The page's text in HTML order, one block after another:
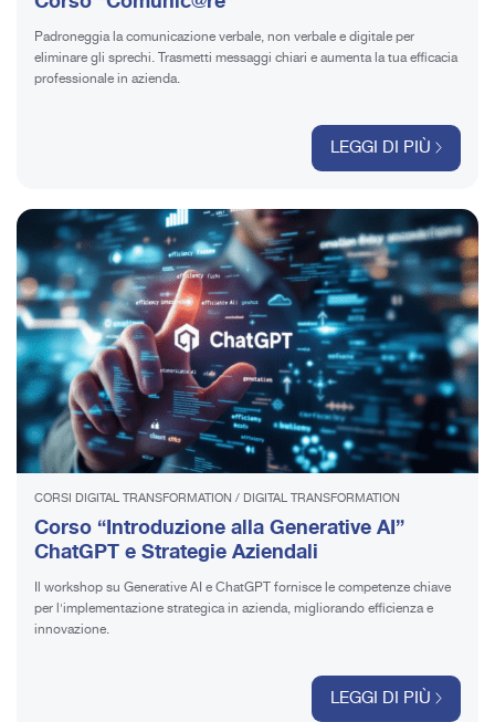
Padroneggia la comunicazione verbale, non verbale e digitale per
eliminare gli sprechi. Trasmetti messaggi chiari e aumenta la tua efficacia
professionale in azienda.
LEGGI DI PIÙ
CORSI DIGITAL TRANSFORMATION / DIGITAL TRANSFORMATION
Corso “Introduzione alla Generative AI”
ChatGPT e Strategie Aziendali
Il workshop su Generative AI e ChatGPT fornisce le competenze chiave
per l'implementazione strategica in azienda, migliorando efficienza e
innovazione.
LEGGI DI PIÙ